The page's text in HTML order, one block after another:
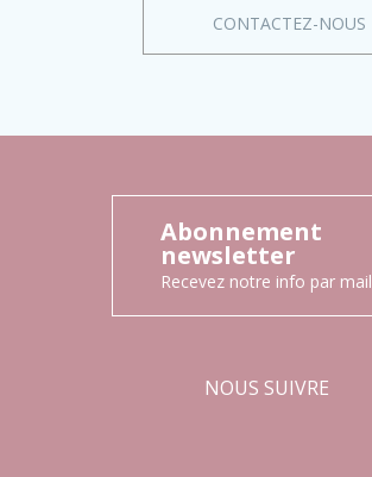
CONTACTEZ-NOUS
Abonnement
newsletter
Recevez notre info par mail
NOUS SUIVRE